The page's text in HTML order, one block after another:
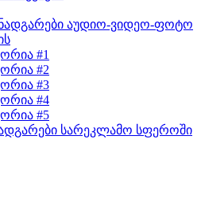
აუდიო-ვიდეო-ფოტო
#1
#2
#3
#4
#5
სარეკლამო სფეროში